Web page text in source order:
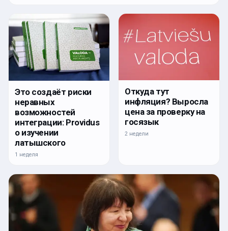
Это создаёт риски
неравных
возможностей
интеграции: Providus
о изучении
латышского
1 неделя
Откуда тут
инфляция? Выросла
цена за проверку на
госязык
2 недели